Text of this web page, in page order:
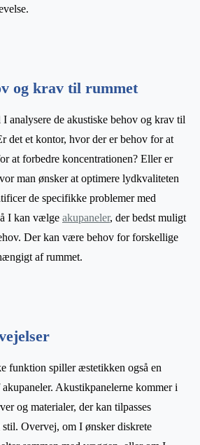
og krav til rummet
analysere de akustiske behov og krav til
det et kontor, hvor der er behov for at
at forbedre koncentrationen? Eller er
man ønsker at optimere lydkvaliteten
de specifikke problemer med
I kan vælge akupaneler, der bedst muligt
Der kan være behov for forskellige
af rummet.
funktion spiller æstetikken også en
Akustikpanelerne kommer i
og materialer, der kan tilpasses
Overvej, om I ønsker diskrete